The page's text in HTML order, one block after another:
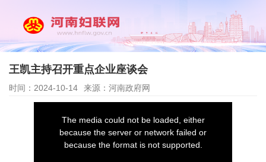
王凯主持召开重点企业座谈会
时间：2024-10-14 来源：河南政府网